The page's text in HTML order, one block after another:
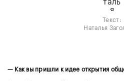
Текст:
Наталья
— Как вы пришли к идее открытия